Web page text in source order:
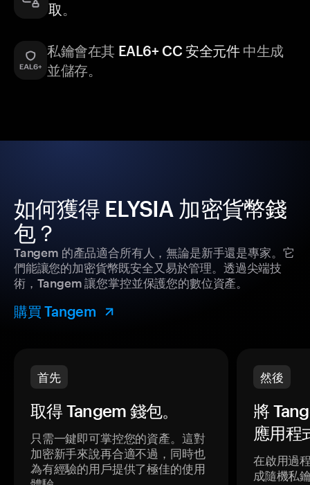
取 。
私鑰會在其 EAL6+ CC 安全元件中生成
並儲存。
如何獲得 ELYSIA 加密貨幣錢
包？
Tangem 的產品適合所有人，無論是新手還是專家。它
們能讓您的加密貨幣既安全又易於管理。透過尖端技
術，Tangem 讓您掌控並保護您的數位資產。
購買 Tangem
首先
取得 Tangem 錢包。
只需一鍵即可掌控您的資產。這對
加密新手來說再合適不過，同時也
為有經驗的用戶提供了極佳的使用
然後
將
應用程
在啟用過
成隨機私